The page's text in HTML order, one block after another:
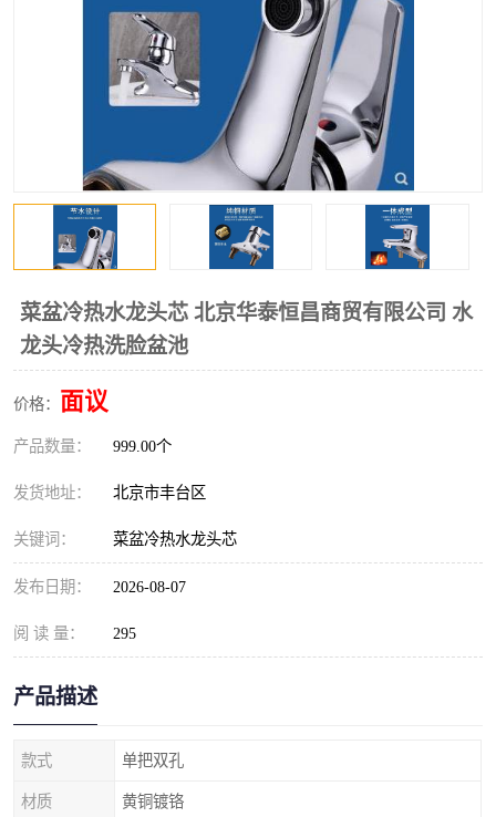
菜盆冷热水龙头芯 北京华泰恒昌商贸有限公司 水
龙头冷热洗脸盆池
价格： 面议
产品数量： 999.00个
发货地址： 北京市丰台区
关键词： 菜盆冷热水龙头芯
发布日期： 2026-08-07
阅 读 量： 295
产品描述
款式 单把双孔
材质 黄铜镀铬